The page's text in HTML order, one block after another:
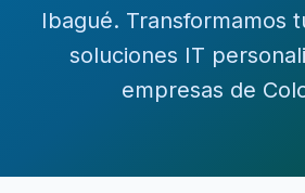
Ibagué. Transformamos
soluciones IT
empresas de